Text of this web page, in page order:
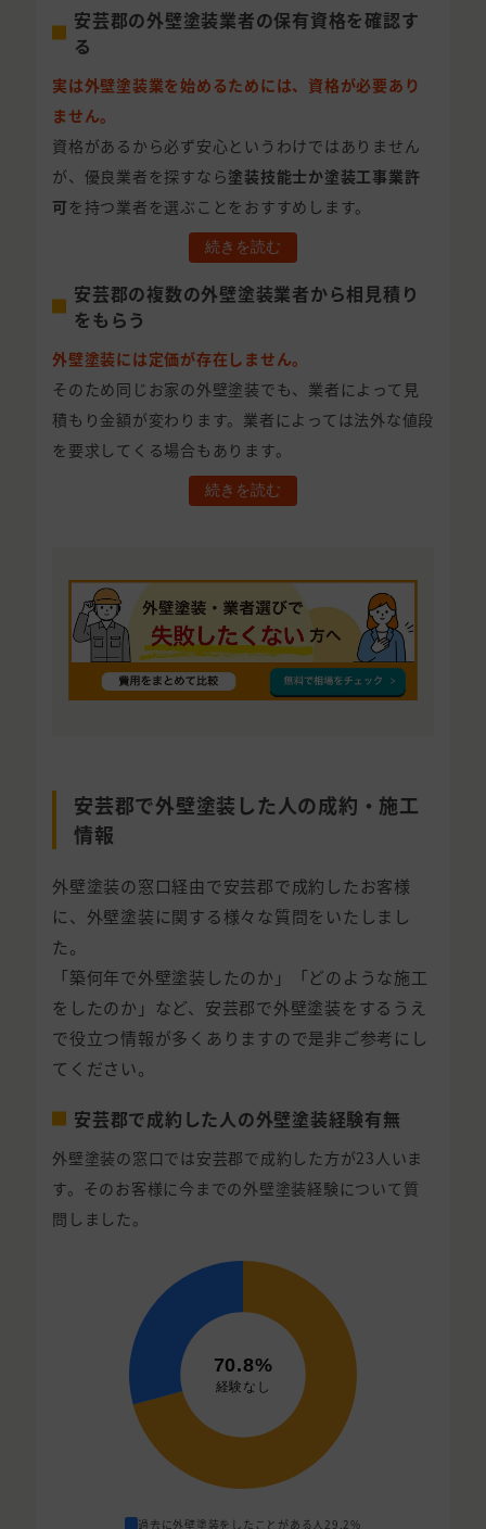
安芸郡の外壁塗装業者の保有資格を確認す
る
実は外壁塗装業を始めるためには、資格が必要あり
ません。
資格があるから必ず安心というわけではありません
が、優良業者を探すなら塗装技能士か塗装工事業許
可 を持つ業者を選ぶことをおすすめします。
続きを読む
安芸郡の複数の外壁塗装業者から相見積り
をもらう
外壁塗装には定価が存在しません。
そのため同じお家の外壁塗装でも、業者によって見
積もり金額が変わります。業者によっては法外な値段
を要求してくる場合もあります。
続きを読む
安芸郡で外壁塗装した人の成約・施工
情報
外壁塗装の窓口経由で安芸郡で成約したお客様
に、外壁塗装に関する様々な質問をいたしまし
た。
「築何年で外壁塗装したのか」「どのような施工
をしたのか」など、安芸郡で外壁塗装をするうえ
で役立つ情報が多くありますので是非ご参考にし
てください。
安芸郡で成約した人の外壁塗装経験有無
外壁塗装の窓口では安芸郡で成約した方が23人いま
す。そのお客様に今までの外壁塗装経験について質
問しました。
過去に外壁塗装をしたことがある人 29.2%